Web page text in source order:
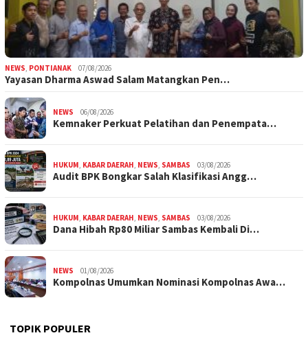
NEWS, PONTIANAK 07/08/2026
Yayasan Dharma Aswad Salam Matangkan Pen…
NEWS 06/08/2026
Kemnaker Perkuat Pelatihan dan Penempata…
HUKUM, KABAR DAERAH, NEWS, SAMBAS 03/08/2026
Audit BPK Bongkar Salah Klasifikasi Angg…
HUKUM, KABAR DAERAH, NEWS, SAMBAS 03/08/2026
Dana Hibah Rp80 Miliar Sambas Kembali Di…
NEWS 01/08/2026
Kompolnas Umumkan Nominasi Kompolnas Awa…
TOPIK POPULER